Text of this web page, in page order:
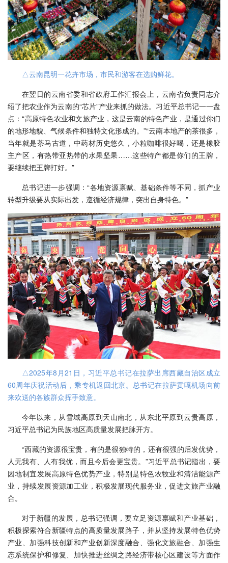
△云南昆明一花卉市场，市民和游客在选购鲜花。
在翌日的云南省委和省政府工作汇报会上，云南省负责同志介
绍了把农业作为云南的“芯片”产业来抓的做法。习近平总书记一一盘
点：“高原特色农业和文旅产业，这是云南的特色产业，是通过你们
的地形地貌、气候条件和独特文化形成的。”“云南本地产的茶很多，
当年就是茶马古道，中药材历史悠久，小粒咖啡很好喝，还是橡胶
主产区，有热带亚热带的水果坚果……这些特产都是你们的王牌，
要继续把王牌打好。”
总书记进一步强调：“各地资源禀赋、基础条件等不同，抓产业
转型升级要从实际出发，遵循经济规律，突出自身特色。”
△2025年8月21日，习近平总书记在拉萨出席西藏自治区成立
60周年庆祝活动后，乘专机返回北京。总书记在拉萨贡嘎机场向前
来欢送的各族群众挥手致意。
今年以来，从雪域高原到天山南北，从东北平原到云贵高原，
习近平总书记为民族地区高质量发展把脉开方。
“西藏的资源很宝贵，有的是很独特的，还有很强的后发优势，
人无我有、人有我优，而且今后会更宝贵。”习近平总书记指出，要
因地制宜发展高原特色优势产业，特别是特色农牧业和清洁能源产
业，持续发展资源加工业，积极发展现代服务业，促进文旅产业融
合。
对于新疆的发展，总书记强调，要立足资源禀赋和产业基础，
积极探索符合新疆特点的高质量发展路子，并从坚持发展特色优势
产业、加强科技创新和产业创新深度融合、强化文旅融合、加强生
态系统保护和修复、加快推进丝绸之路经济带核心区建设等方面作